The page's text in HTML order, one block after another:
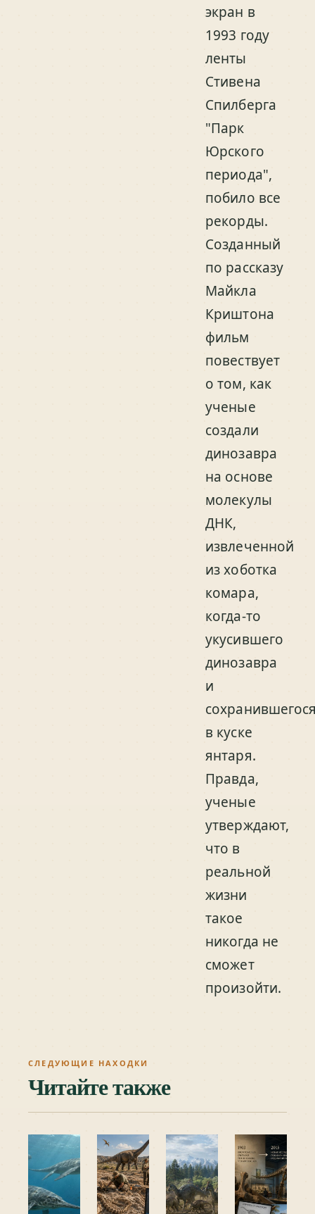
экран в
1993 году
ленты
Стивена
Спилберга
"Парк
Юрского
периода",
побило все
рекорды.
Созданный
по рассказу
Майкла
Криштона
фильм
повествует
о том, как
ученые
создали
динозавра
на основе
молекулы
ДНК,
извлеченной
из хоботка
комара,
когда-то
укусившего
динозавра
и
в куске
янтаря.
Правда,
ученые
утверждают,
что в
реальной
жизни
такое
никогда не
сможет
произойти.
СЛЕДУЮЩИЕ НАХОДКИ
Читайте также